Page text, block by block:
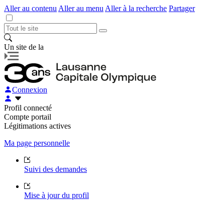
Aller au contenu Aller au menu Aller à la recherche Partager
Un site de la
Connexion
Profil connecté
Compte portail
Légitimations actives
Ma page personnelle
Suivi des demandes
Mise à jour du profil